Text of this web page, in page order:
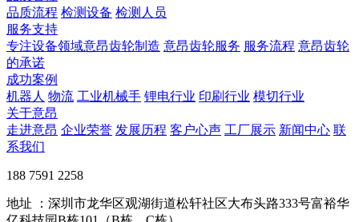
品质流程 检测设备 检测人员
服务支持
专注设备领域意昂齿轮制造 意昂齿轮服务 服务流程 意昂齿轮
的承诺
成功案例
机器人 物流 工业机械手 锂电行业 印刷行业 模切行业
关于意昂
走进意昂 企业荣誉 发展历程 客户心声 工厂展示 新闻中心 联
系我们
188 7591 2258
地址 ：深圳市龙华区观湖街道松轩社区大布头路333号富裕华